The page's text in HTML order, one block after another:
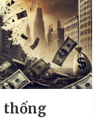
thống